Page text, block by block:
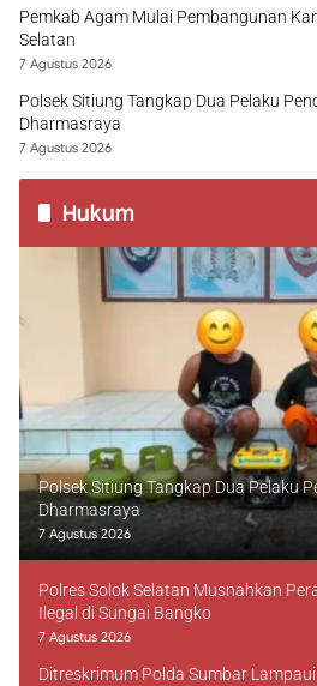
Pemkab Agam Mulai Pembangunan
Selatan
7 Agustus 2026
Polsek Sitiung Tangkap Dua Pelaku
Dharmasraya
7 Agustus 2026
Hukum
Polsek Sitiung Tangkap Dua Pelaku
Dharmasraya
7 Agustus 2026
Polres Solok Selatan Musnahkan
Ilegal di Sungai Bangko
7 Agustus 2026
Ditreskrimum Polda Sumbar